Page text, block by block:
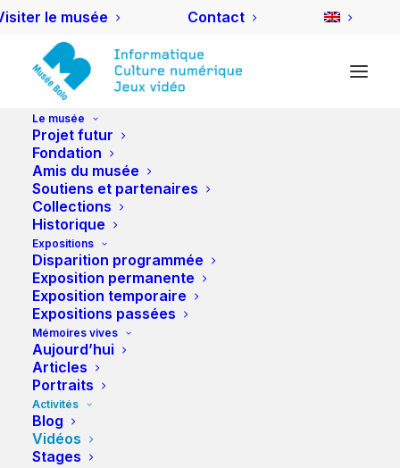
le musée Contact
Le musée
Projet futur
Fondation
Amis du musée
Soutiens et partenaires
Collections
Historique
Expositions
Disparition programmée
Exposition permanente
Exposition temporaire
Expositions passées
Mémoires vives
Aujourd’hui
Articles
Portraits
Activités
Blog
Vidéos
Stages
Vidéos
Nuit des musées de
Lausanne et Pully - 2025
Allumez la lumière!
Quand l’information devient
quantique
Prof. Nicolas Brunner – UNIGE.